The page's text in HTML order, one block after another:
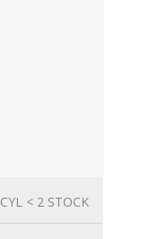
CYL < 2 STOCK